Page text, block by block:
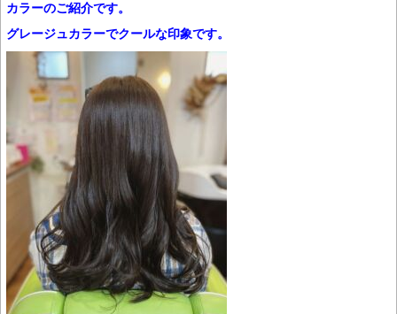
カラーのご紹介です。
グレージュカラーでクールな印象です。